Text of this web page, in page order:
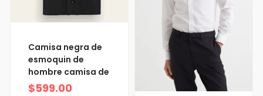
Camisa negra de
esmoquin de
hombre camisa de
$599.00